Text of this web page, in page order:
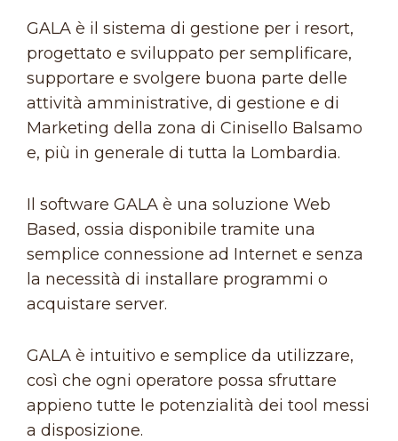
GALA è il sistema di gestione per i resort,
progettato e sviluppato per semplificare,
supportare e svolgere buona parte delle
attività amministrative, di gestione e di
Marketing della zona di Cinisello Balsamo
e, più in generale di tutta la Lombardia.
Il software GALA è una soluzione Web
Based, ossia disponibile tramite una
semplice connessione ad Internet e senza
la necessità di installare programmi o
acquistare server.
GALA è intuitivo e semplice da utilizzare,
così che ogni operatore possa sfruttare
appieno tutte le potenzialità dei tool messi
a disposizione.